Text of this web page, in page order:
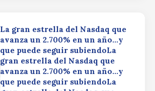
La gran estrella del Nasdaq que
avanza un 2.700% en un año…y
que puede seguir subiendoLa
gran estrella del Nasdaq que
avanza un 2.700% en un año…y
que puede seguir subiendoLa